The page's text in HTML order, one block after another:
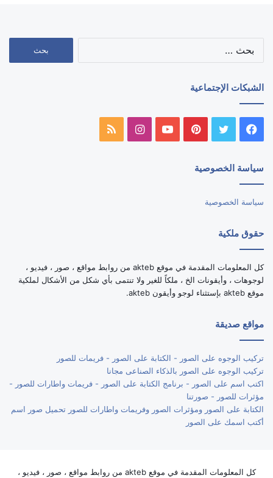
الشبكات الإجتماعية
فيسبوك تويتر بينتيريستيوتيوبانستقرامملخص
سياسة الخصوصية
سياسة الخصوصية
حقوق ملكية
كل المعلومات المقدمة في موقع akteb من روابط مواقع ، صور ، فيديو ،
لوجوهات ، وأيقونات الخ ، ملكاً للغير ولا تنتمى بأي شكل من الأشكال لملكية
موقع akteb بإستثناء لوجو وأيقون akteb.
مواقع صديقة
تركيب الوجوه على الصور - الكتابة على الصور - فريمات للصور
تركيب الوجوه على الصور بالذكاء الصناعى مجانا
اكتب اسم على الصور - برنامج الكتابة على الصور - فريمات واطارات للصور -
مؤثرات للصور - صورتنا
الكتابة على الصور ومؤثرات الصور وفريمات واطارات للصور تحميل صور اسم
أكتب اسمك على الصور
كل المعلومات المقدمة في موقع akteb من روابط مواقع ، صور ، فيديو ،